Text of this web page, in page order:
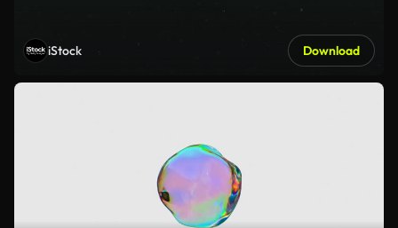
iStock Download